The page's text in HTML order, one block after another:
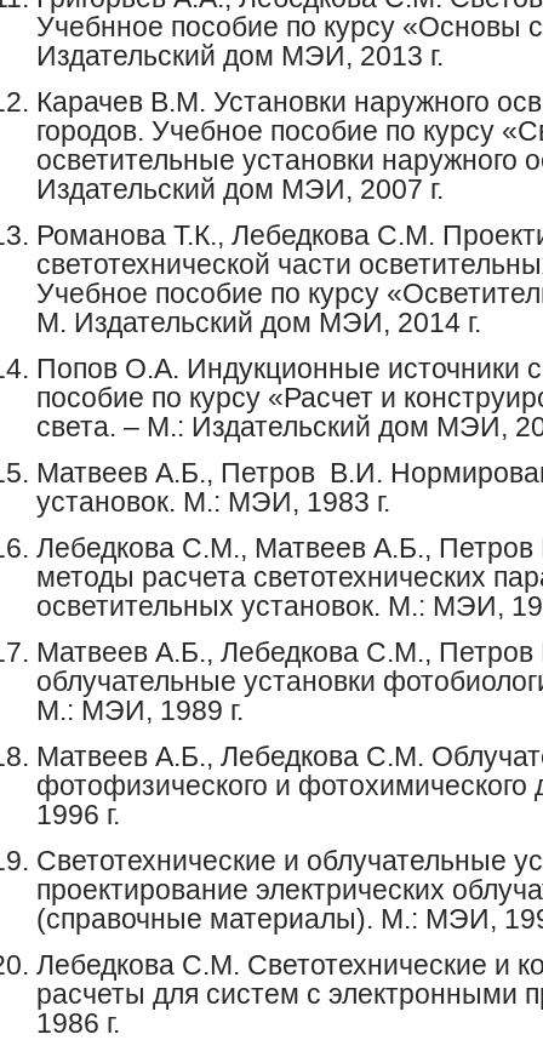
Учебнное пособие по курсу «Основы
Издательский дом МЭИ, 2013 г.
Карачев В.М. Установки наружного
городов. Учебное пособие по курсу
осветительные установки наружного
Издательский дом МЭИ, 2007 г.
Романова Т.К., Лебедкова С.М.
светотехнической части
Учебное пособие по курсу
М. Издательский дом МЭИ, 2014 г.
Попов О.А. Индукционные источники
пособие по курсу «Расчет и
света. – М.: Издательский дом МЭИ,
Матвеев А.Б., Петров В.И.
установок. М.: МЭИ, 1983 г.
Лебедкова С.М., Матвеев А.Б., Петров
методы расчета светотехнических
осветительных установок. М.: МЭИ,
Матвеев А.Б., Лебедкова С.М., Петров
облучательные установки
М.: МЭИ, 1989 г.
Матвеев А.Б., Лебедкова С.М.
фотофизического и
1996 г.
Светотехнические и облучательные
проектирование электрических
(справочные материалы). М.: МЭИ,
Лебедкова С.М. Светотехнические и
расчеты для систем с
1986 г.